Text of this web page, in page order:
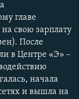
480p
1080p
главе
свою зарплату
После
в Центре «Э» –
начала
и вышла на